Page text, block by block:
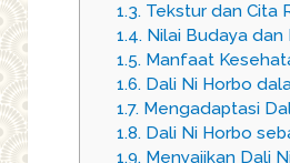
1.3.Tekstur dan Cita
1.4.Nilai Budaya dan
1.5.Manfaat
1.6.Dali Ni Horbo
1.7.Mengadaptasi
1.8.Dali Ni Horbo
1.9.Menyajikan Dali